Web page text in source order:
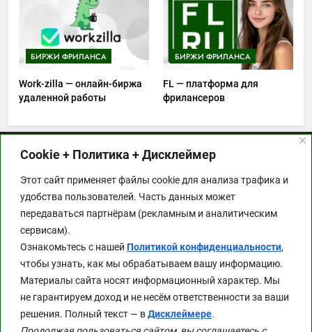
Cookie + Политика + Дисклеймер
Этот сайт применяет файлы cookie для анализа трафика и
удобства пользователей. Часть данных может
передаваться партнёрам (рекламным и аналитическим
сервисам).
Ознакомьтесь с нашей Политикой конфиденциальности,
чтобы узнать, как мы обрабатываем вашу информацию.
Материалы сайта носят информационный характер. Мы
не гарантируем доход и не несём ответственности за ваши
решения. Полный текст — вДисклеймере.
БИРЖИ ФРИЛАНСА
Work-zilla — онлайн-биржа
удаленной работы
БИРЖИ ФРИЛАНСА
FL — платформа для
фрилансеров
трафика и удобства пользователей. Часть данных
может передаваться партнёрам (рекламным и
аналитическим сервисам). Ознакомьтесь с
нашейПолитикой конфиденциальности
узнать, как мы обрабатываем вашу
информацию.
Материалы сайта носят информационный
характер. Мы не гарантируем доход и не несём
ответственности за ваши решения. Полный текст